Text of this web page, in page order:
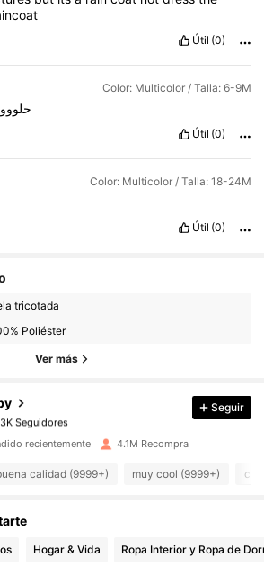
Útil (0)
Color: Multicolor / Talla: 6-9M
Útil (0)
Color: Multicolor / Talla: 18-24M
Útil (0)
tricotada
Poliéster
Ver más
Seguidores
Seguidores
Seguidores
Seguidores
Hace 2 horas
Seguidores
Seguidores
Seguidores
Seguidores
Seguir
recientemente 4.1M Recompra
calidad (9999+) muy cool (9999+)
Hogar & Vida Ropa Interior y Ropa de